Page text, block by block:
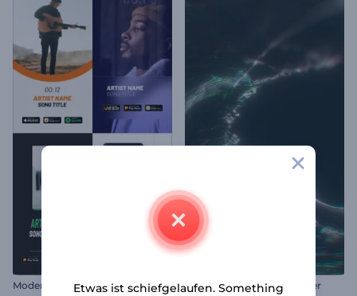
M
oderne Rhythmen Album-Promo Abstrakter Strudel-Visualizer
Etwas ist schiefgelaufen. Something